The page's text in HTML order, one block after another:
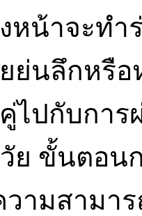
หน้าจะท
ย่นลึกหรือ
ไปกับการ
ย ขั้นตอน
ามสามา